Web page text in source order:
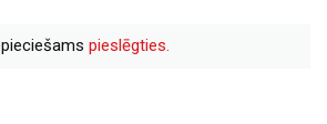
pieslēgties.